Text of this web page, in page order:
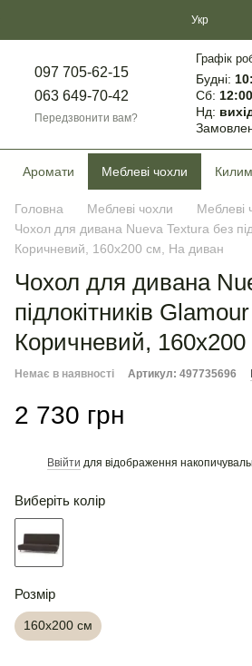
Укр
097 705-62-15
063 649-70-42
Передзвонити вам?
Графік
Будні:
Сб:
Нд:
Аромати Меблеві чохли
Головна Меблеві чохли
Меблеві
Чохол для дивана Nueva Textura без
Коричневий, 160х200 см, На диван
Чохол для дивана
підлокітників
Коричневий,
Немає в наявності Артикул: 497735696
2 730 грн
Ввійти для відображення
Виберіть колір
Розмір
160х200 см